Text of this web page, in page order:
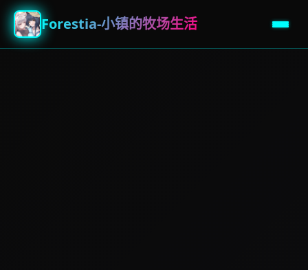
Forestia-小镇的牧场生活